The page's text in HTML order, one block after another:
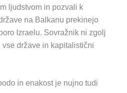
ljudstvom in pozvali k
na Balkanu prekinejo
Izraelu. Sovražnik ni zgolj
države in kapitalistični
in enakost je nujno tudi